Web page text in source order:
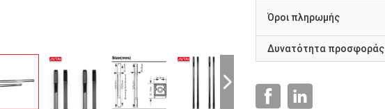
Όροι πληρωμής
Δυνατότητα προσφοράς